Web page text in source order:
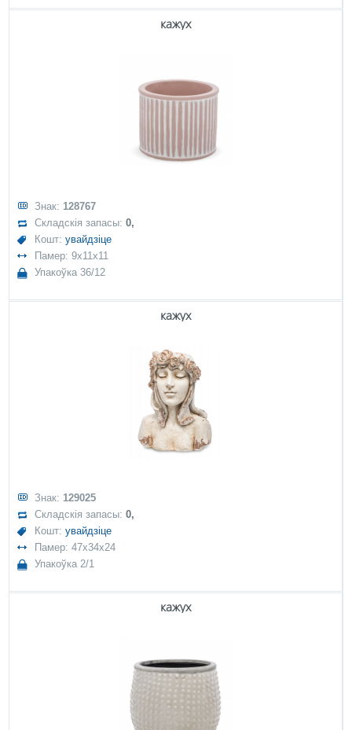
кажух
Знак: 128767
Складскія запасы:0,
Кошт:увайдзіце
Памер: 9x11x11
Упакоўка 36/12
кажух
Знак: 129025
Складскія запасы:0,
Кошт:увайдзіце
Памер: 47x34x24
Упакоўка 2/1
кажух